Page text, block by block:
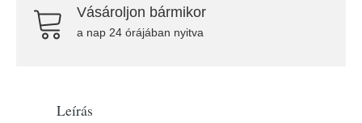
Vásároljon bármikor
a nap 24 órájában nyitva
Leírás